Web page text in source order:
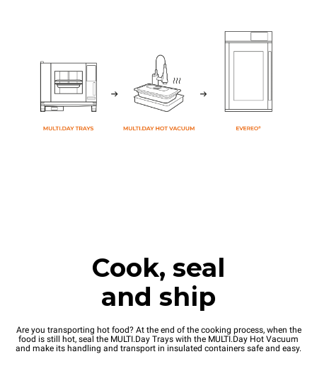
Cook, seal
and ship
Are you transporting hot food? At the end of the cooking process, when the
food is still hot, seal the MULTI.Day Trays with the MULTI.Day Hot Vacuum
and make its handling and transport in insulated containers safe and easy.